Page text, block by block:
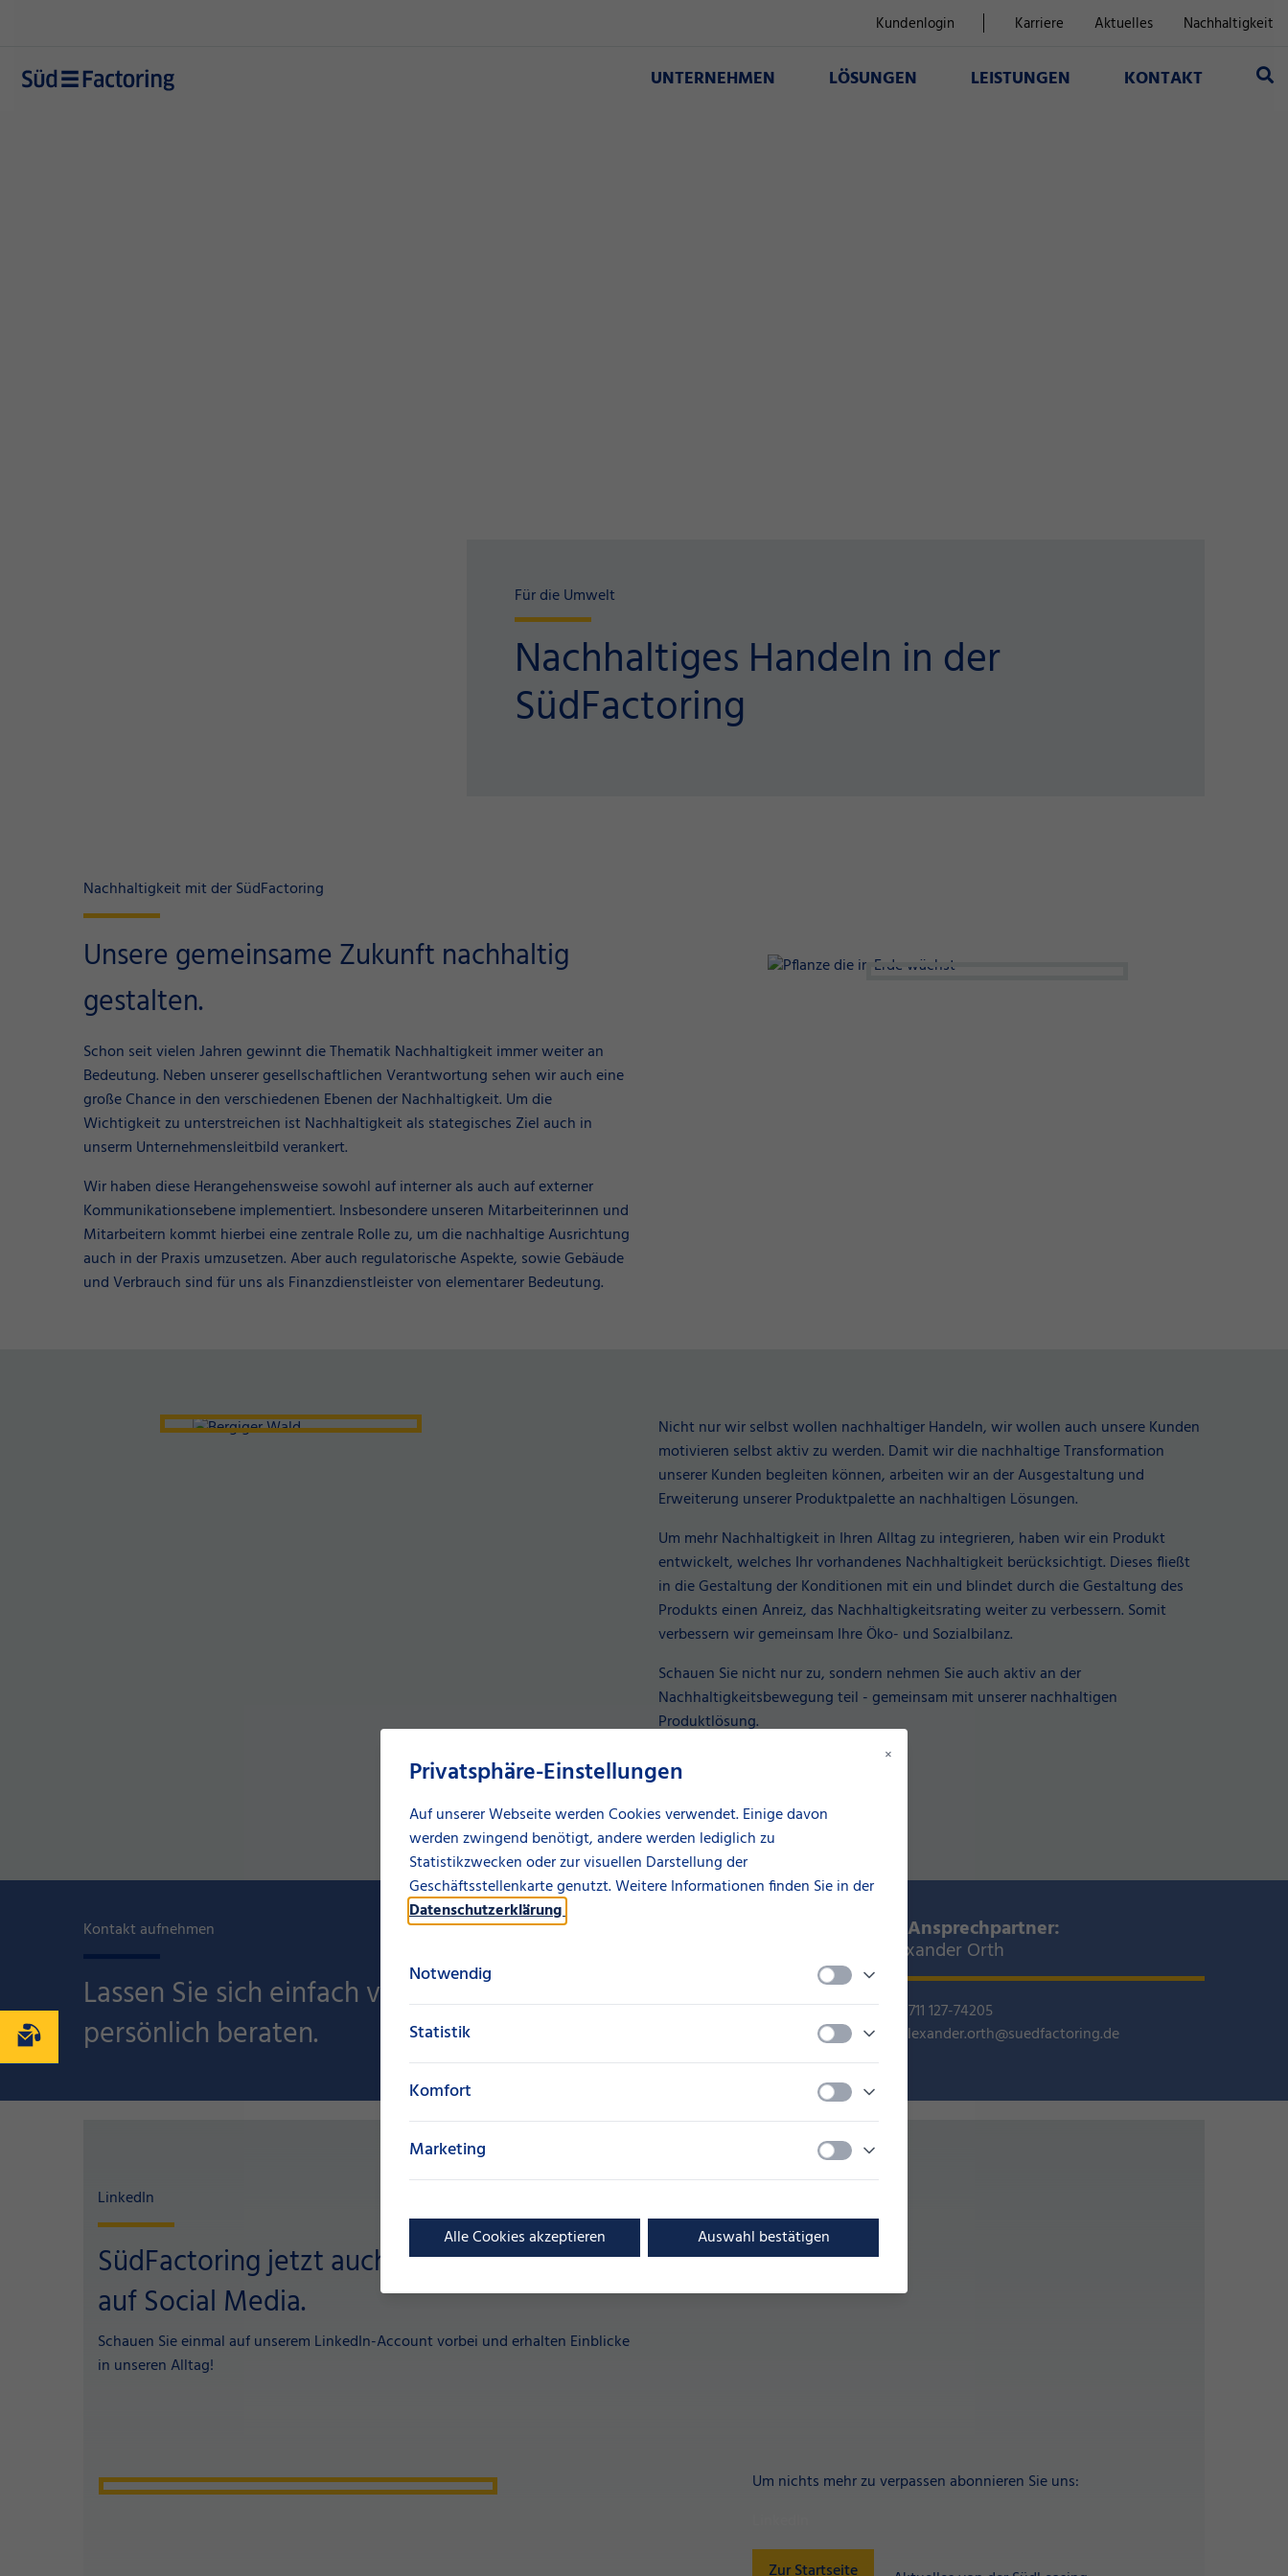
×
Privatsphäre-Einstellungen
Auf unserer Webseite werden Cookies verwendet. Einige davon
werden zwingend benötigt, andere werden lediglich zu
Statistikzwecken oder zur visuellen Darstellung der
Geschäftsstellenkarte genutzt. Weitere Informationen finden Sie in der
Datenschutzerklärung
Notwendig
Statistik
Komfort
Marketing
Alle Cookies akzeptieren Auswahl bestätigen
Kundenlogin Karriere Aktuelles Nachhaltigkeit
UNTERNEHMEN LÖSUNGEN LEISTUNGEN KONTAKT
Kontakt
Für die Umwelt
Nachhaltiges Handeln in der
SüdFactoring
Nachhaltigkeit mit der SüdFactoring
Unsere gemeinsame Zukunft nachhaltig
gestalten.
Schon seit vielen Jahren gewinnt die Thematik Nachhaltigkeit immer weiter an
Bedeutung. Neben unserer gesellschaftlichen Verantwortung sehen wir auch eine
große Chance in den verschiedenen Ebenen der Nachhaltigkeit. Um die
Wichtigkeit zu unterstreichen ist Nachhaltigkeit als stategisches Ziel auch in
unserm Unternehmensleitbild verankert.
Wir haben diese Herangehensweise sowohl auf interner als auch auf externer
Kommunikationsebene implementiert. Insbesondere unseren Mitarbeiterinnen und
Mitarbeitern kommt hierbei eine zentrale Rolle zu, um die nachhaltige Ausrichtung
auch in der Praxis umzusetzen. Aber auch regulatorische Aspekte, sowie Gebäude
und Verbrauch sind für uns als Finanzdienstleister von elementarer Bedeutung.
Nicht nur wir selbst wollen nachhaltiger Handeln, wir wollen auch unsere Kunden
motivieren selbst aktiv zu werden. Damit wir die nachhaltige Transformation
unserer Kunden begleiten können, arbeiten wir an der Ausgestaltung und
Erweiterung unserer Produktpalette an nachhaltigen Lösungen.
Um mehr Nachhaltigkeit in Ihren Alltag zu integrieren, haben wir ein Produkt
entwickelt, welches Ihr vorhandenes Nachhaltigkeit berücksichtigt. Dieses fließt
in die Gestaltung der Konditionen mit ein und blindet durch die Gestaltung des
Produkts einen Anreiz, das Nachhaltigkeitsrating weiter zu verbessern. Somit
verbessern wir gemeinsam Ihre Öko- und Sozialbilanz.
Schauen Sie nicht nur zu, sondern nehmen Sie auch aktiv an der
Nachhaltigkeitsbewegung teil - gemeinsam mit unserer nachhaltigen
Produktlösung.
Klimaneutrale Produkte
Kontakt aufnehmen
Lassen Sie sich einfach von uns
persönlich beraten.
Ihr Ansprechpartner:
Alexander Orth
0711 127-74205
alexander.orth@suedfactoring.de
LinkedIn
SüdFactoring jetzt auch
auf Social Media.
Schauen Sie einmal auf unserem LinkedIn-Account vorbei und erhalten Einblicke
in unseren Alltag!
Um nichts mehr zu verpassen abonnieren Sie uns: